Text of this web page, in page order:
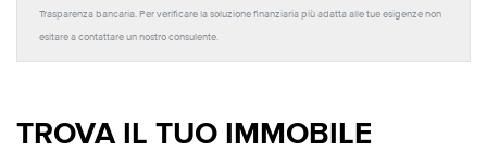
Trasparenza bancaria. Per verificare la soluzione finanziaria più adatta alle tue esigenze non
esitare a contattare un nostro consulente.
TROVA IL TUO IMMOBILE